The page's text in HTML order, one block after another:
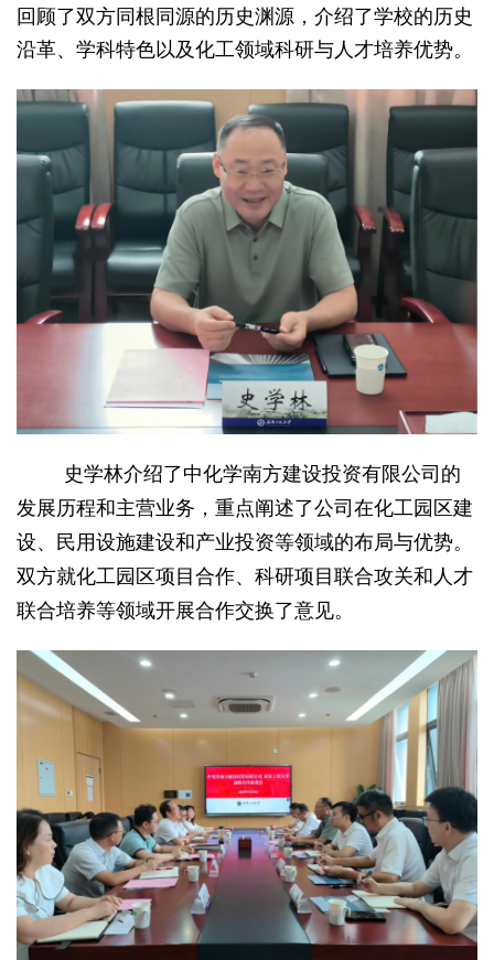
回顾了双方同根同源的历史渊源，介绍了学校的历史
沿革、学科特色以及化工领域科研与人才培养优势。
史学林介绍了中化学南方建设投资有限公司的
发展历程和主营业务，重点阐述了公司在化工园区建
设、 民用设施建设和产业投资等领域的布局与优势。
双方就化工园区项目合作、科研项目联合攻关和人才
联合培养等领域开展合作交换了意见。